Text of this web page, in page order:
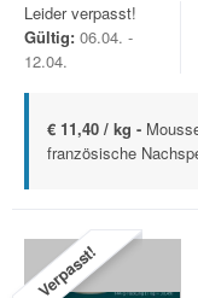
Leider verpasst!
Gültig: 06.04. -
12.04.
€ 11,40 / kg -
französische
Verpasst!